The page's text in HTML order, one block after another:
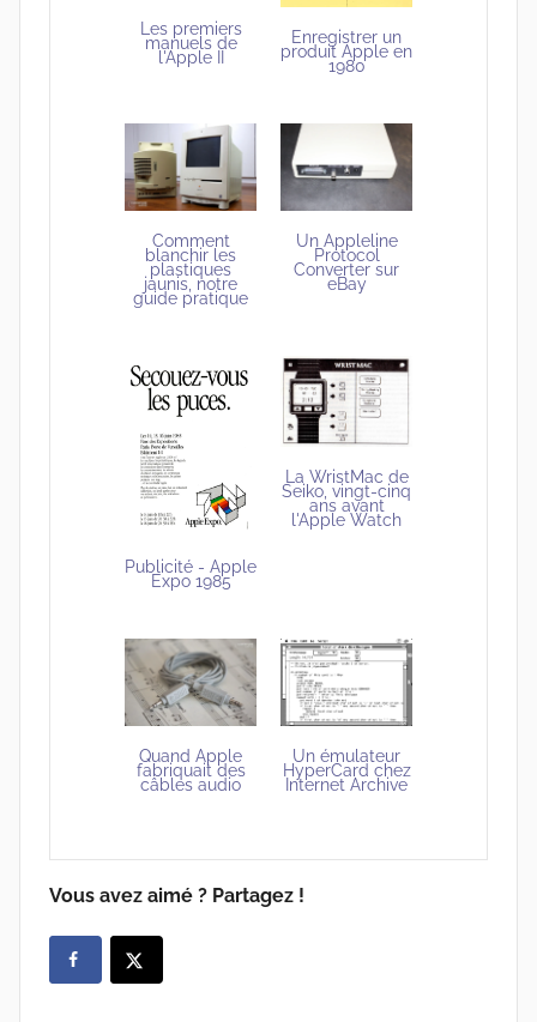
Les premiers
manuels de
l'Apple II
Enregistrer un
produit Apple en
1980
Comment
blanchir les
plastiques
jaunis, notre
guide pratique
Un Appleline
Protocol
Converter sur
eBay
Publicité - Apple
Expo 1985
La WristMac de
Seiko, vingt-cinq
ans avant
l'Apple Watch
Quand Apple
fabriquait des
câbles audio
Un émulateur
HyperCard chez
Internet Archive
Vous avez aimé ? Partagez !